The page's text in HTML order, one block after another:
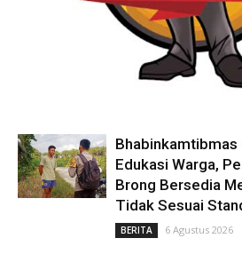
Bhabinkamtibmas
Edukasi Warga,
Brong Bersedia
Tidak Sesuai
BERITA 6 Agustus 2026